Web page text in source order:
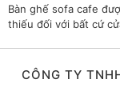
Bàn ghế sofa cafe
thiếu đối với bất cứ
CÔNG TY